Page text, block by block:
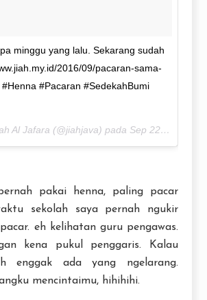
minggu yang lalu. Sekarang sudah
2016/09/pacaran-sama-
#Pacaran #SedekahBumi
Al Jafara (@jiahjava) pada Sep 22, 2016 pada 5:43 PDT
pakai henna, paling pacar
sekolah saya pernah ngukir
eh kelihatan guru pengawas.
kena pukul penggaris. Kalau
enggak ada yang ngelarang.
mencintaimu, hihihihi.